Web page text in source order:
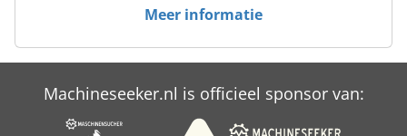
Meer informatie
Machineseeker.nl is officieel sponsor van: